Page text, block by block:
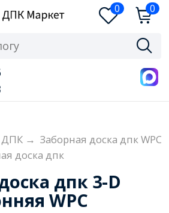
0 0
ДПК → Заборная доска дпк WPC
доска дпк
дпк 3-D
WPC